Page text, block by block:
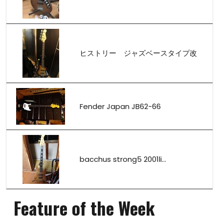
ヒストリー ジャズベースタイプ改
Fender Japan JB62-66
bacchus strong5 2001li...
Feature of the Week